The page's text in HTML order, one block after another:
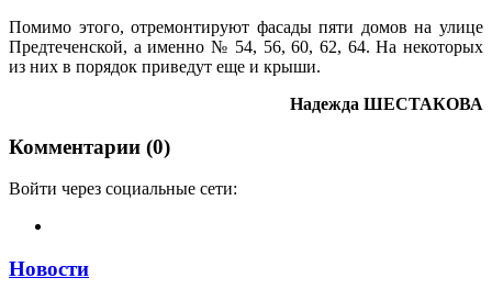
Помимо этого, отремонтируют фасады пяти домов на улице
Предтеченской, а именно № 54, 56, 60, 62, 64. На некоторых
из них в порядок приведут еще и крыши.
Надежда ШЕСТАКОВА
Комментарии (0)
Войти через социальные сети:
Новости